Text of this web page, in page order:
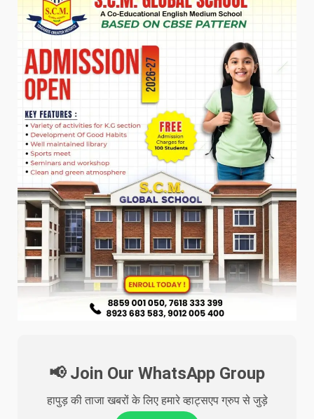
📢 Join Our WhatsApp Group
हापुड़ की ताजा खबरों के लिए हमारे व्हाट्सएप ग्रुप से जुड़े